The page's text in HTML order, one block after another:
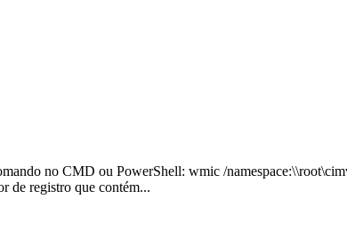
no CMD ou PowerShell: wmic /
registro que contém...